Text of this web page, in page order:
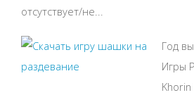
отсутствует/не...
Год
Игры